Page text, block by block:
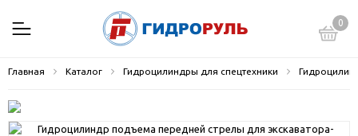
0
Главная Каталог Гидроцилиндры для спецтехники